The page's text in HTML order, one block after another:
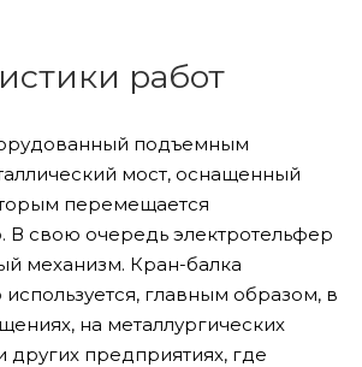
работ
подъемным
мост, оснащенный
перемещается
В свою очередь электротельфер
механизм. Кран-балка
главным образом, в
на металлургических
других предприятиях, где